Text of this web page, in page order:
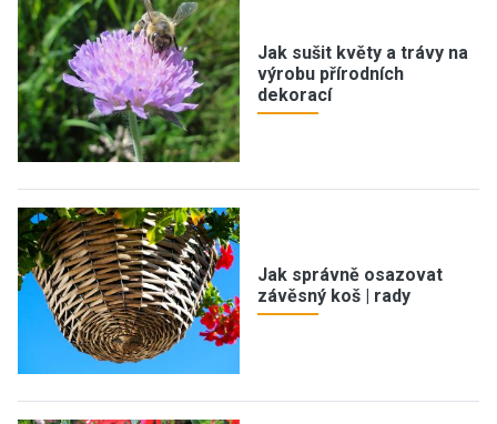
Jak sušit květy a trávy na
výrobu přírodních
dekorací
Jak správně osazovat
závěsný koš | rady